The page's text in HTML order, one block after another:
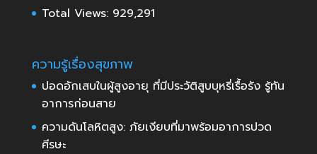
Total Views: 929,291
ความรู้เรื่องสุขภาพ
ปอดอักเสบในผู้สูงอายุ ที่มีประวัติสูบบุหรี่เรื้อรัง รู้ทัน
อาการก่อนสาย
ความดันโลหิตสูง: ภัยเงียบที่มาพร้อมอาการปวด
ศีรษะ